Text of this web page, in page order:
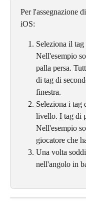
Per l'assegnazione
iOS:
Seleziona il
Nell'esempio
palla persa.
di tag di
finestra.
Seleziona i tag
livello. I tag di
Nell'esempio
giocatore che
Una volta
nell'angolo in